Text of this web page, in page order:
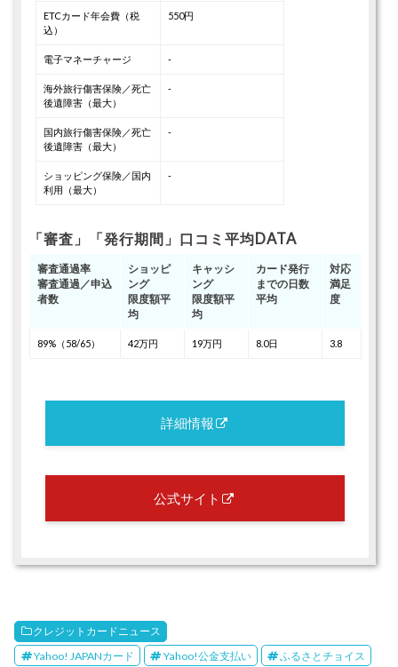
ETCカード年会費（税
込）
550円
電子マネーチャージ -
海外旅行傷害保険／死亡
後遺障害（最大）
-
国内旅行傷害保険／死亡
後遺障害（最大）
-
ショッピング保険／国内
利用（最大）
-
「審査」「発行期間」口コミ平均DATA
審査通過率
審査通過／申込
者数
ショッピ
ング
限度額平
均
キャッシ
ング
限度額平
均
カード発行
までの日数
平均
対応
満足
度
89%（58/65） 42万円 19万円 8.0日 3.8
詳細情報
公式サイト
クレジットカードニュース
Yahoo! JAPANカード
Yahoo!公金支払い
ふるさとチョイス